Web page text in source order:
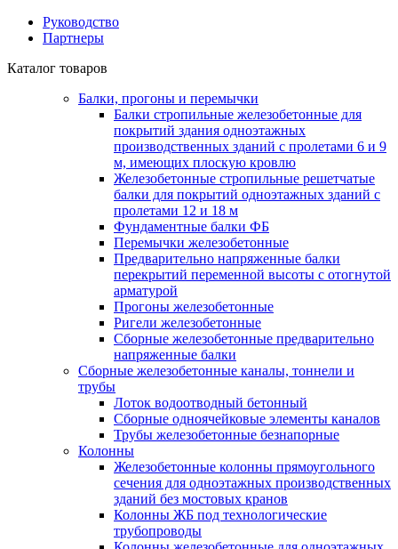
Руководство
Партнеры
Каталог товаров
Балки, прогоны и перемычки
Балки стропильные железобетонные для
покрытий здания одноэтажных
производственных зданий с пролетами 6 и 9
м, имеющих плоскую кровлю
Железобетонные стропильные решетчатые
балки для покрытий одноэтажных зданий с
пролетами 12 и 18 м
Фундаментные балки ФБ
Перемычки железобетонные
Предварительно напряженные балки
перекрытий переменной высоты с отогнутой
арматурой
Прогоны железобетонные
Ригели железобетонные
Сборные железобетонные предварительно
напряженные балки
Сборные железобетонные каналы, тоннели и
трубы
Лоток водоотводный бетонный
Сборные одноячейковые элементы каналов
Трубы железобетонные безнапорные
Колонны
Железобетонные колонны прямоугольного
сечения для одноэтажных производственных
зданий без мостовых кранов
Колонны ЖБ под технологические
трубопроводы